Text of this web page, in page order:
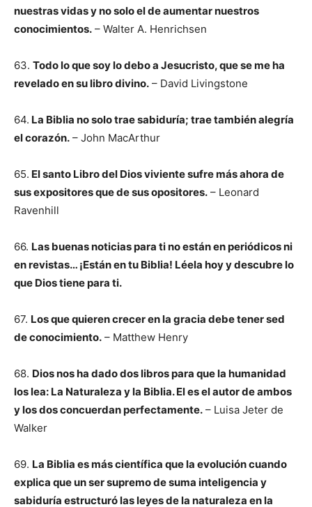
nuestras vidas y no solo el de aumentar nuestros
conocimientos. – Walter A. Henrichsen
63. Todo lo que soy lo debo a Jesucristo, que se me ha
revelado en su libro divino. – David Livingstone
64. La Biblia no solo trae sabiduría; trae también alegría
el corazón. – John MacArthur
65. El santo Libro del Dios viviente sufre más ahora de
sus expositores que de sus opositores. – Leonard
Ravenhill
66. Las buenas noticias para ti no están en periódicos ni
en revistas… ¡Están en tu Biblia! Léela hoy y descubre lo
que Dios tiene para ti.
67. Los que quieren crecer en la gracia debe tener sed
de conocimiento. – Matthew Henry
68. Dios nos ha dado dos libros para que la humanidad
los lea: La Naturaleza y la Biblia. El es el autor de ambos
y los dos concuerdan perfectamente. – Luisa Jeter de
Walker
69. La Biblia es más científica que la evolución cuando
explica que un ser supremo de suma inteligencia y
sabiduría estructuró las leyes de la naturaleza en la